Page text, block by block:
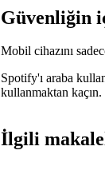
Güvenliğin
Mobil cihazını
Spotify'ı araba
kullanmaktan kaçın.
İlgili